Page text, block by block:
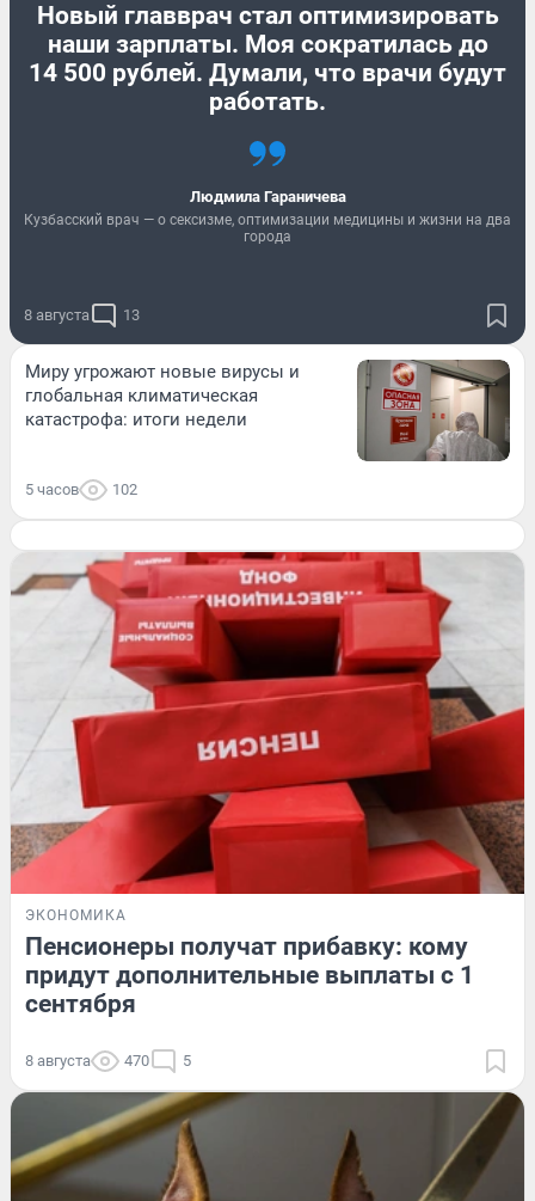
Новый главврач стал оптимизировать
наши зарплаты. Моя сократилась до
14 500 рублей. Думали, что врачи будут
работать.
Людмила Гараничева
Кузбасский врач — о сексизме, оптимизации медицины и жизни на два
города
8 августа 13
Миру угрожают новые вирусы и
глобальная климатическая
катастрофа: итоги недели
5 часов 102
ЭКОНОМИКА
Пенсионеры получат прибавку: кому
придут дополнительные выплаты с 1
сентября
8 августа 470 5